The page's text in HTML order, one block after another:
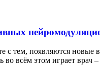
с тем, появляются
всём этом играет